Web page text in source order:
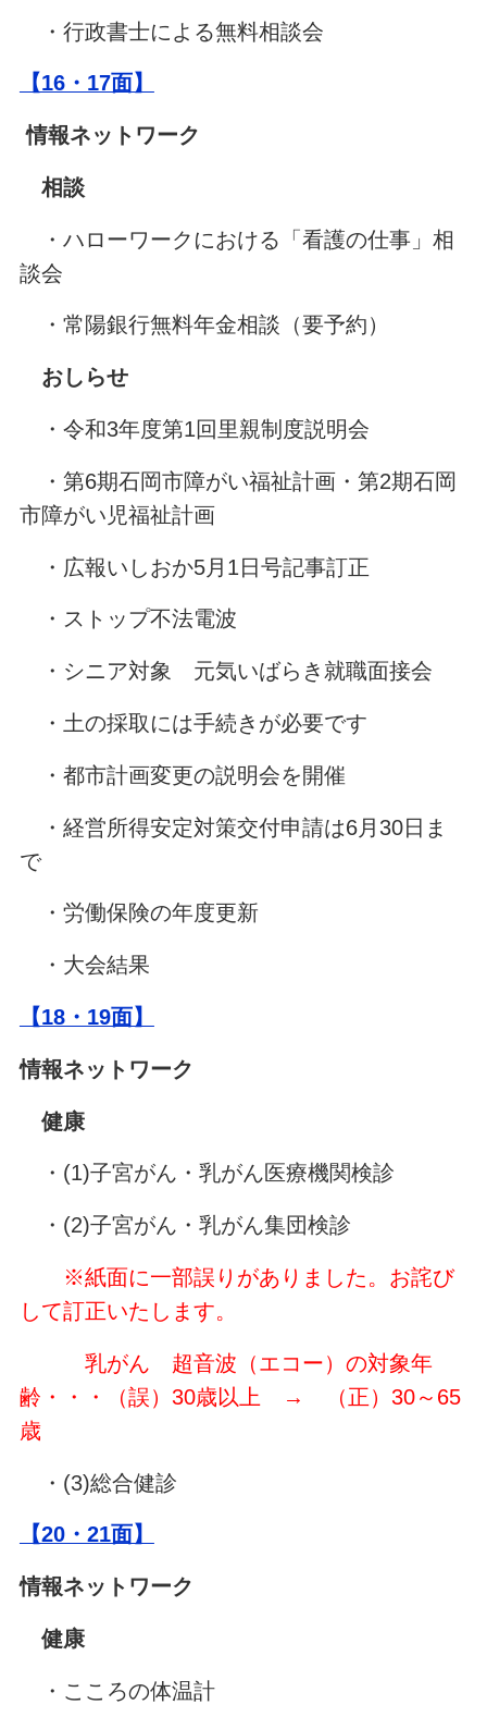
・行政書士による無料相談会
【16・17面】
情報ネットワーク
相談
・ハローワークにおける「看護の仕事」相
談会
・常陽銀行無料年金相談（要予約）
おしらせ
・令和3年度第1回里親制度説明会
・第6期石岡市障がい福祉計画・第2期石岡
市障がい児福祉計画
・広報いしおか5月1日号記事訂正
・ストップ不法電波
・シニア対象 元気いばらき就職面接会
・土の採取には手続きが必要です
・都市計画変更の説明会を開催
・経営所得安定対策交付申請は6月30日ま
で
・労働保険の年度更新
・大会結果
【18・19面】
情報ネットワーク
健康
・(1)子宮がん・乳がん医療機関検診
・(2)子宮がん・乳がん集団検診
※紙面に一部誤りがありました。お詫び
して訂正いたします。
乳がん 超音波（エコー）の対象年
齢・・・（誤）30歳以上 → （正）30～65
歳
・(3)総合健診
【20・21面】
情報ネットワーク
健康
・こころの体温計